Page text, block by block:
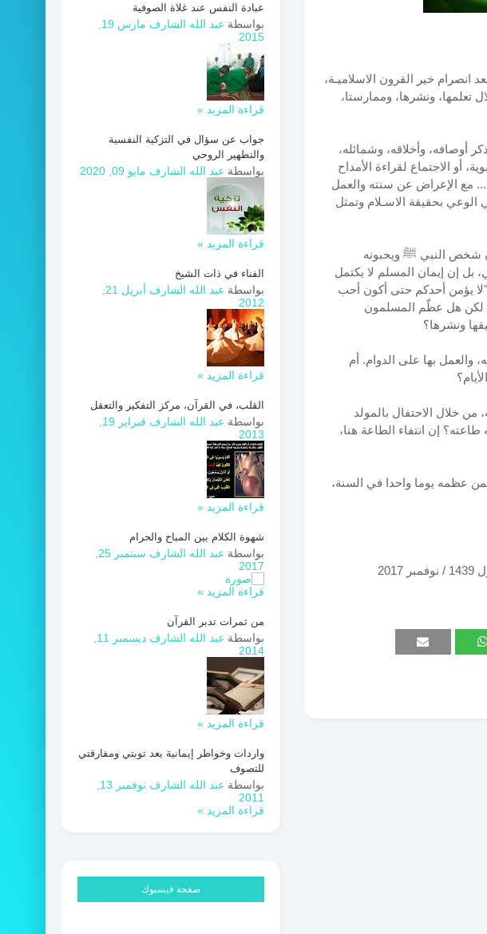
انصرام خير القرون الاسلاميـة،
تعلمها، ونشرها، وممارستا،
وأخلاقه، وشمائله،
أو الاجتماع لقراءة الأمداح
مع الإعراض عن سنته والعمل
بحقيقة الاسـلام وتمثل
شخص النبي ﷺ ويحبونه
بل إن إيمان المسلم لا يكتمل
"لا يؤمن أحدكم حتى أكون أحب
لكن هل عظّم المسلمون
ونشرها؟
والعمل بها على الدوام. أم
خلال الاحتفال بالمولد
إن انتفاء الطاعة هنا،
عظمه يوما واحدا في السنة،
عبادة النفس عند غلاة الصوفية
بواسطة عبد الله الشارف
2015
قراءة المزيد »
جواب عن سؤال في التزكية النفسية
والتطهير الروحي
بواسطة عبد الله الشارف مايو 09, 2020
قراءة المزيد »
الفناء في ذات الشيخ
بواسطة عبد الله الشارف
2012
قراءة المزيد »
القلب، في القرآن، مركز التفكير والتعقل
بواسطة عبد الله الشارف
2013
قراءة المزيد »
شهوة الكلام بين المباح والحرام
بواسطة عبد الله الشارف
2017
قراءة المزيد »
من ثمرات تدبر القرآن
بواسطة عبد الله الشارف
2014
قراءة المزيد »
واردات وخواطر إيمانية بعد توبتي ومفارقتي
للتصوف
بواسطة عبد الله الشارف
2011
قراءة المزيد »
صفحة فيسبوك